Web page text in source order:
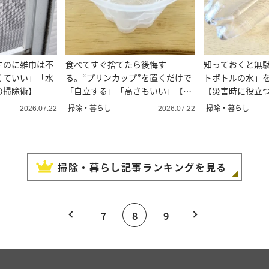
に雑巾は不
いい」「水
除術】
2026.07.22
食べてすぐ捨てたら後悔す
る。“プリンカップ”を置くだけで
「自立する」「高さもいい」【便
利な活用術】
掃除・暮らし 2026.07.22
知っておくと無
トボトルの水」
【災害時に役立
掃除・暮らし
掃除・暮らし記事ランキングを見る
7 8 9